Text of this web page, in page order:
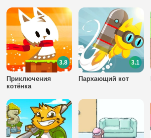
Приключения
котёнка
3.8
Пархающий кот
3.1